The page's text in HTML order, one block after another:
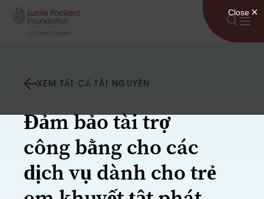
Bỏ qua nội dung
XEM TẤT CẢ TÀI NGUYÊN
Đảm bảo tài trợ
công bằng cho các
dịch vụ dành cho trẻ